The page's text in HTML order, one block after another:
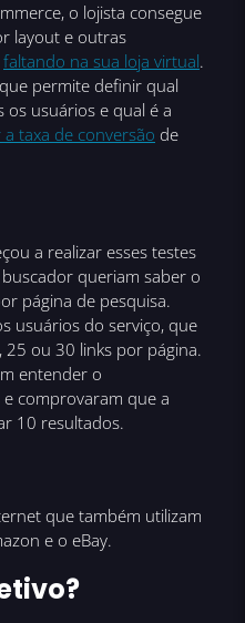
o lojista consegue
layout e outras
faltando na sua loja virtual.
permite definir qual
os usuários e qual é a
taxa de conversão de
a realizar esses testes
queriam saber o
página de pesquisa.
usuários do serviço, que
ou 30 links por página.
entender o
comprovaram que a
10 resultados.
que também utilizam
e o eBay.